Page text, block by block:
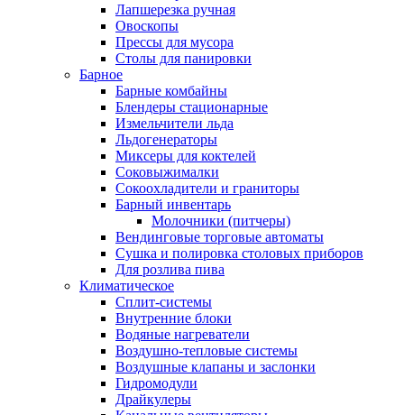
Лапшерезка ручная
Овоскопы
Прессы для мусора
Столы для панировки
Барное
Барные комбайны
Блендеры стационарные
Измельчители льда
Льдогенераторы
Миксеры для коктелей
Соковыжималки
Сокоохладители и граниторы
Барный инвентарь
Молочники (питчеры)
Вендинговые торговые автоматы
Сушка и полировка столовых приборов
Для розлива пива
Климатическое
Сплит-системы
Внутренние блоки
Водяные нагреватели
Воздушно-тепловые системы
Воздушные клапаны и заслонки
Гидромодули
Драйкулеры